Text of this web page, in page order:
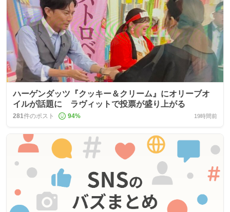
ハーゲンダッツ『クッキー＆クリーム』にオリーブオ
イルが話題に ラヴィットで投票が盛り上がる
281件のポスト 94% 19時間前